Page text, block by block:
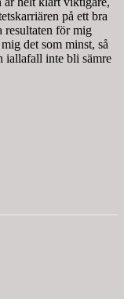
på ett bra
resultaten för mig
det som minst, så
iallafall inte bli sämre